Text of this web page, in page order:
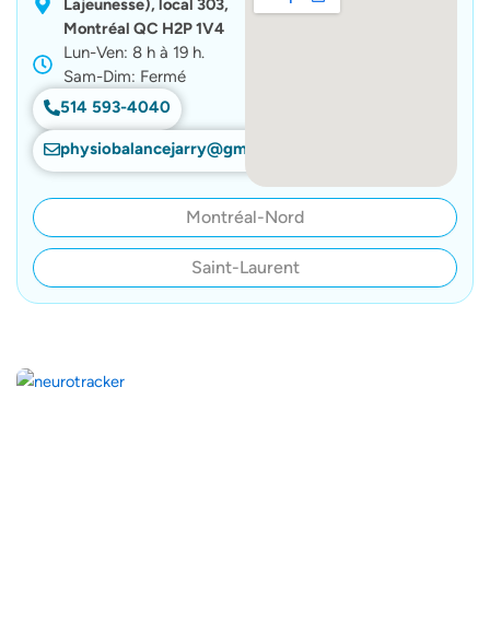
Montréal-Nord
Saint-Laurent
Lajeunesse), local 303,
Montréal QC H2P 1V4
Lun-Ven: 8 h à 19 h.
Sam-Dim: Fermé
514 593-4040
physiobalancejarry@gmail.com